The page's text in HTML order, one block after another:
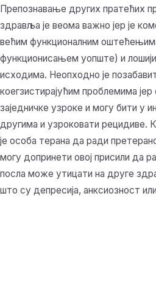
Препознавање других пратећих
здравља је веома важно јер је
већим функционалним
функционисањем уопште) и
исходима. Неопходно је
коегзистирајућим проблемима
заједничке узроке и могу бити у
другима и узроковати рецидиве.
је особа терана да ради
могу допринети овој присили да
посла може утицати на друге
што су депресија, анксиозност